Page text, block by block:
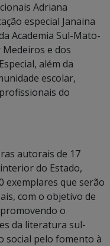
Adriana
especial Janaina
Academia Sul-Mato-
Medeiros e dos
além da
escolar,
do
autorais de 17
do Estado,
exemplares que serão
com o objetivo de
o
da literatura sul-
social pelo fomento à